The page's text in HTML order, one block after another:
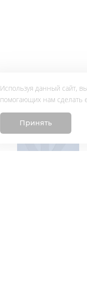
Мы в
Вконтакте
Используя данный сайт,
помогающих нам сделать
Принять